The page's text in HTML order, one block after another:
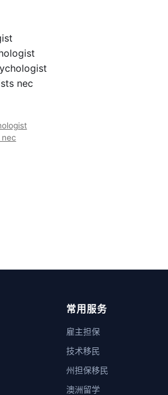
nec
nec
常用服务
雇主担保
技术移民
州担保移民
澳洲留学